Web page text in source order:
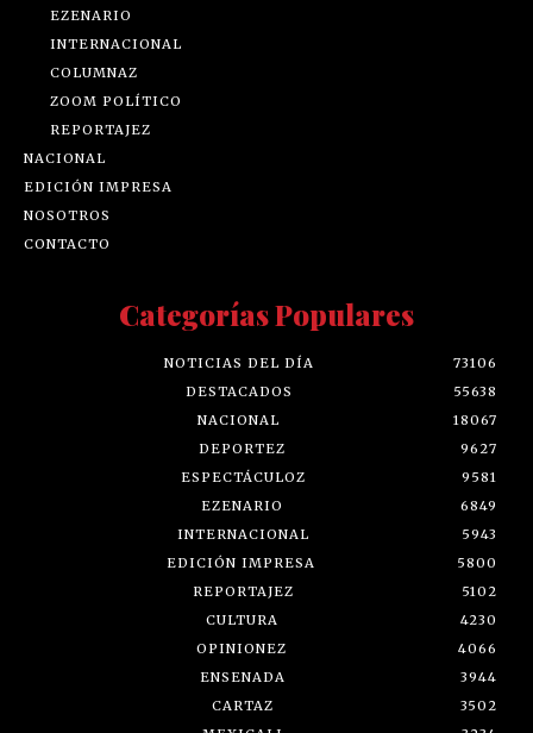
EZENARIO
INTERNACIONAL
COLUMNAZ
ZOOM POLÍTICO
REPORTAJEZ
NACIONAL
EDICIÓN IMPRESA
NOSOTROS
CONTACTO
Categorías Populares
NOTICIAS DEL DÍA
73106
DESTACADOS
55638
NACIONAL
18067
DEPORTEZ
9627
ESPECTÁCULOZ
9581
EZENARIO
6849
INTERNACIONAL
5943
EDICIÓN IMPRESA
5800
REPORTAJEZ
5102
CULTURA
4230
OPINIONEZ
4066
ENSENADA
3944
CARTAZ
3502